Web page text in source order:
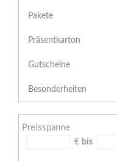
/
Widerrufsformular
AGB
Zahlungsbedingungen
Meine
Pakete
Präsentkarton
Gutscheine
Besonderheiten
Preisspanne
€ bis